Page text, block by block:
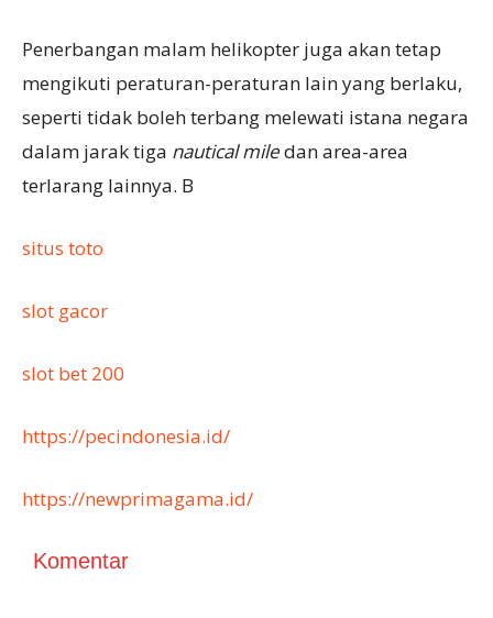
Penerbangan malam helikopter juga akan tetap
mengikuti peraturan-peraturan lain yang berlaku,
seperti tidak boleh terbang melewati istana negara
dalam jarak tiga nautical miledan area-area
terlarang lainnya. B
situs toto
slot gacor
slot bet 200
https://pecindonesia.id/
https://newprimagama.id/
Komentar